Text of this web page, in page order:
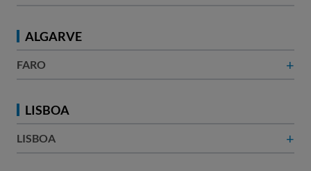
ALGARVE
FARO +
LISBOA
LISBOA +